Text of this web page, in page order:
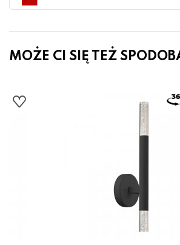
MOŻE CI SIĘ TEŻ